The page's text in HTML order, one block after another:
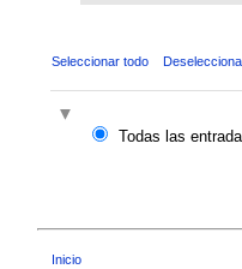
Seleccionar todo
Todas las
Inicio